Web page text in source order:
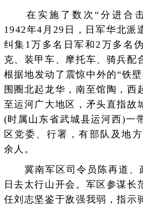
在实施了数次“分进合击
1942年4月29日，日军华北派
纠集1万多名日军和2万多名
克、装甲车、摩托车、骑兵配
根据地发动了震惊中外的“铁
围圈北起龙华，南至馆陶，西
至运河广大地区，矛头直指故
(时属山东省武城县运河西)一
区党委、行署，有部队及地
余人。
冀南军区司令员陈再道、
日去太行山开会。军区参谋长
任刘志坚鉴于敌强我弱，指示